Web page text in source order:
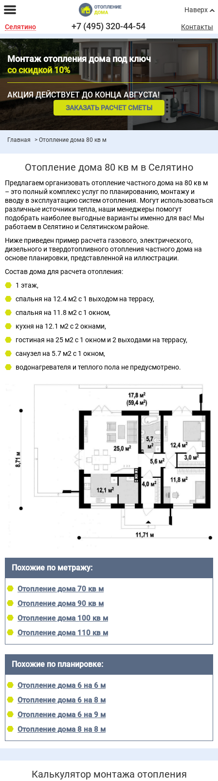
Наверх
Селятино +7 (495) 320-44-54 Контакты
Монтаж отопления дома под ключ
со скидкой 10%
АКЦИЯ ДЕЙСТВУЕТ ДО КОНЦА АВГУСТА!
ЗАКАЗАТЬ РАСЧЕТ СМЕТЫ
Главная Отопление дома 80 кв м
Отопление дома 80 кв м в Селятино
Предлагаем организовать отопление частного дома на 80 кв м
– это полный комплекс услуг по планированию, монтажу и
вводу в эксплуатацию систем отопления. Могут использоваться
различные источники тепла, наши менеджеры помогут
подобрать наиболее выгодные варианты именно для вас! Мы
работаем в Селятино и Селятинском районе.
Ниже приведен пример расчета газового, электрического,
дизельного и твердотопливного отопления частного дома на
основе планировки, представленной на иллюстрации.
Состав дома для расчета отопления:
1 этаж,
спальня на 12.4 м2 с 1 выходом на террасу,
спальня на 11.8 м2 с 1 окном,
кухня на 12.1 м2 с 2 окнами,
гостиная на 25 м2 с 1 окном и 2 выходами на террасу,
санузел на 5.7 м2 с 1 окном,
водонагревателя и теплого пола не предусмотрено.
Похожие по метражу:
Отопление дома 70 кв м
Отопление дома 90 кв м
Отопление дома 100 кв м
Отопление дома 110 кв м
Похожие по планировке:
Отопление дома 6 на 6 м
Отопление дома 6 на 8 м
Отопление дома 6 на 9 м
Отопление дома 8 на 8 м
Калькулятор монтажа отопления